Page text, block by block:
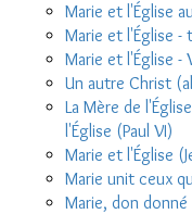
Marie et l'Église
Marie et l'Église -
Marie et l'Église -
Un autre Christ
La Mère de
l'Église (Paul VI)
Marie et l'Église
Marie unit ceux
Marie, don donné